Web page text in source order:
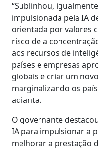
“Sublinhou,
impulsionada pela IA
orientada por valores
risco de a
aos recursos de
países e empresas
globais e criar um
marginalizando os
adianta.
O governante
IA para impulsionar a
melhorar a prestação